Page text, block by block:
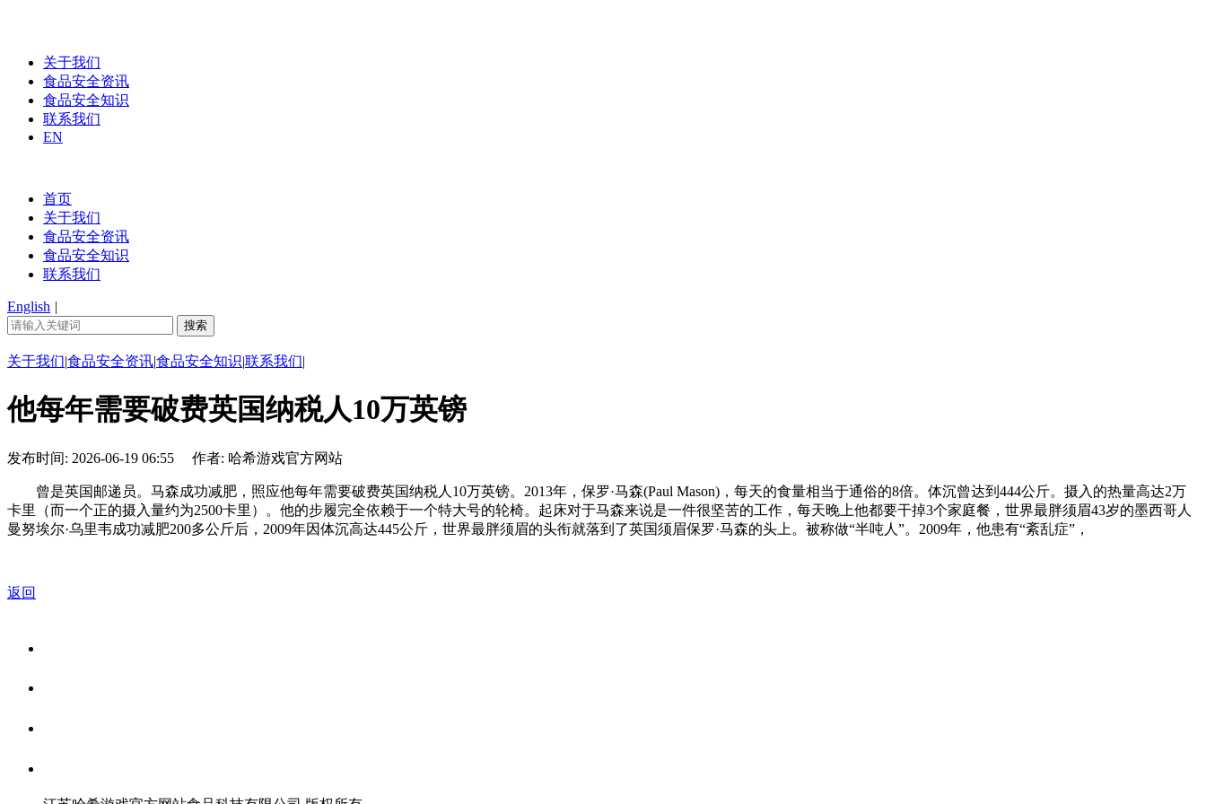
关于我们
食品安全资讯
食品安全知识
联系我们
EN
首页
关于我们
食品安全资讯
食品安全知识
联系我们
English |
关于我们|食品安全资讯|食品安全知识|联系我们|
他每年需要破费英国纳税人10万英镑
发布时间: 2026-06-19 06:55 作者: 哈希游戏官方网站
曾是英国邮递员。马森成功减肥，照应他每年需要破费英国纳税人10万英镑。2013年，保罗·马森(Paul Mason)，每天的食量相当于通俗的8倍。体沉曾达到444公斤。摄入的热量高达2万
卡里（而一个正的摄入量约为2500卡里）。他的步履完全依赖于一个特大号的轮椅。起床对于马森来说是一件很坚苦的工作，每天晚上他都要干掉3个家庭餐，世界最胖须眉43岁的墨西哥人
曼努埃尔·乌里韦成功减肥200多公斤后，2009年因体沉高达445公斤，世界最胖须眉的头衔就落到了英国须眉保罗·马森的头上。被称做“半吨人”。2009年，他患有“紊乱症”，
返回